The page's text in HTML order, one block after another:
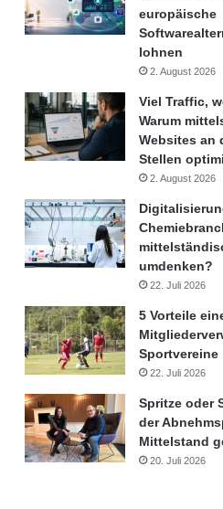
europäische
lohnen
2. August 2026
Viel Traffic,
Warum
Websites an
Stellen
2. August 2026
umdenken?
22. Juli 2026
5 Vorteile
Sportvereine
22. Juli 2026
Spritze oder
der
Mittelstand
20. Juli 2026